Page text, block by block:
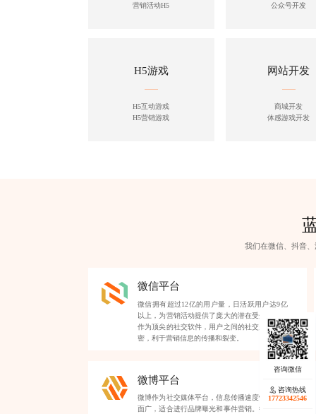
营销活动H5
公众号开发
H5游戏
H5互动游戏
H5营销游戏
网站开发
商城开发
体感游戏开发
我们在微信、抖音
微信平台
微信拥有超过12亿的用户量，日活跃用户达9亿
以上，为营销活动提供了庞大的潜在受众。微信
作为顶尖的社交软件，用户之间的社交关系链紧
密，利于营销信息的传播和裂变。
微博平台
微博作为社交媒体平台，信息传播速度快，覆盖
面广，适合进行品牌曝光和事件营销。微博用户
咨询热线
17723342546